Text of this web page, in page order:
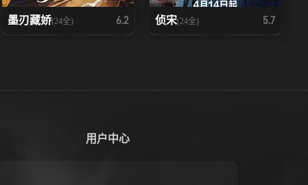
墨刃藏娇(24全) 6.2 侦宋(24全) 5.7
用户中心